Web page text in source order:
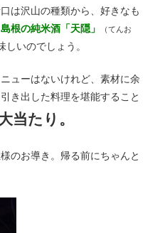
は沢山の種類から、好きなも
島根の純米酒「天隠」 （てんお
しいのでしょう。
ューはないけれど、素材に余
き出した料理を堪能すること
当たり。
のお導き。帰る前にちゃんと